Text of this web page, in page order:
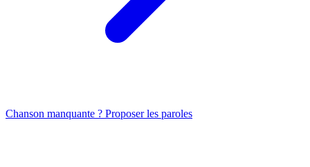
Chanson manquante ? Proposer les paroles